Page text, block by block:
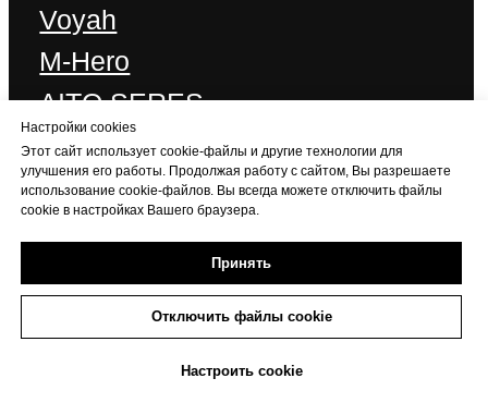
+7 (473) 233-06-06
Настройки cookies
Этот сайт использует cookie-файлы и другие технологии для
улучшения его работы. Продолжая работу с сайтом, Вы разрешаете
использование cookie-файлов. Вы всегда можете отключить файлы
cookie в настройках Вашего браузера.
Принять
Отключить файлы cookie
Настроить cookie